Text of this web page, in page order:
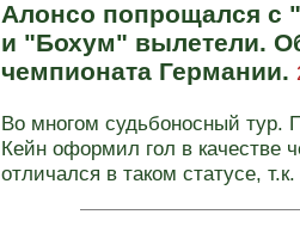
Алонсо попрощался с
и "Бохум" вылетели.
чемпионата Германии.
Во многом судьбоносный тур.
Кейн оформил гол в качестве
отличался в таком статусе,